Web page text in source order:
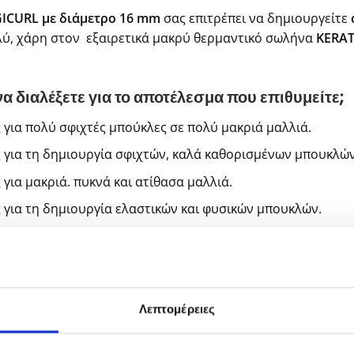
Λεπτομέρειες
με διάμετρο 16 mm σας επιτρέπει να δημιουργείτε
χάρη στον εξαιρετικά μακρύ θερμαντικό σωλήνα
διαλέξετε για το αποτέλεσμα που επιθυμείτε;
πολύ σφιχτές μπούκλες σε πολύ μακριά μαλλιά.
για τη δημιουργία σφιχτών, καλά καθορισμένων
μακριά. πυκνά και ατίθασα μαλλιά.
τη δημιουργία ελαστικών και φυσικών μπουκλών.
Luster;
διαθέτουν κεραμικούς σωλήνες θέρμανσης με